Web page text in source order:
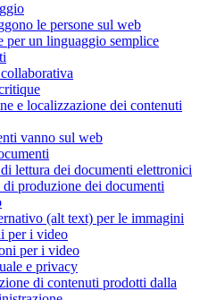
le persone sul web
per un linguaggio semplice
e localizzazione dei contenuti
vanno sul web
lettura dei documenti elettronici
produzione dei documenti
(alt text) per le immagini
per i video
per i video
e privacy
di contenuti prodotti dalla